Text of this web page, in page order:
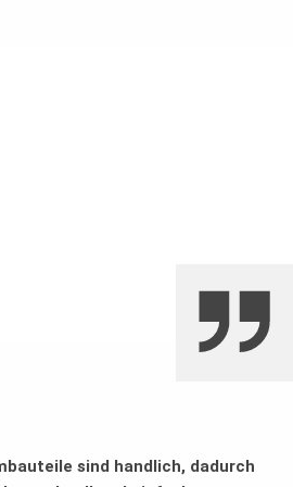
sind handlich, dadurch